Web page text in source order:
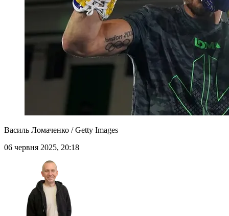
Василь Ломаченко / Getty Images
06 червня 2025, 20:18